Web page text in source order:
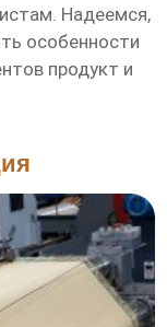
Надеемся,
особенности
продукт и